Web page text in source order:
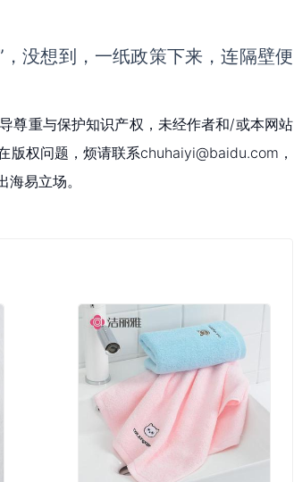
没想到，一纸政策下来，连隔壁便
尊重与保护知识产权，未经作者和/或本网站
版权问题，烦请联系chuhaiyi@baidu.com，
易立场。